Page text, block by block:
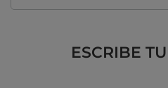
ESCRIBE